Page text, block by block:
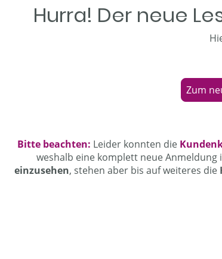
Hurra! Der neue
Zum
Bitte beachten: Leider konnten die
weshalb eine komplett neue
einzusehen, stehen aber bis auf weiteres die